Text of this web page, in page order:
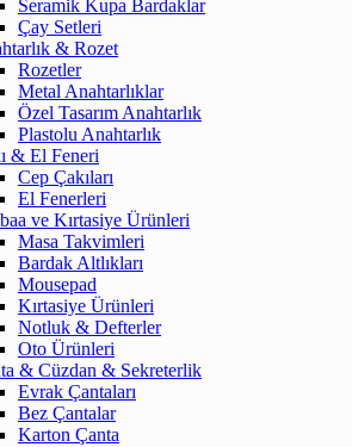
Seramik Kupa Bardaklar
Çay Setleri
& Rozet
Rozetler
Metal Anahtarlıklar
Özel Tasarım Anahtarlık
Plastolu Anahtarlık
& El Feneri
Cep Çakıları
El Fenerleri
ve Kırtasiye Ürünleri
Masa Takvimleri
Bardak Altlıkları
Mousepad
Kırtasiye Ürünleri
Notluk & Defterler
Oto Ürünleri
& Cüzdan & Sekreterlik
Evrak Çantaları
Bez Çantalar
Karton Çanta